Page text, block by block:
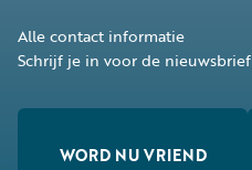
Alle contact informatie
Schrijf je in voor de nieuwsbrief
WORD NU VRIEND